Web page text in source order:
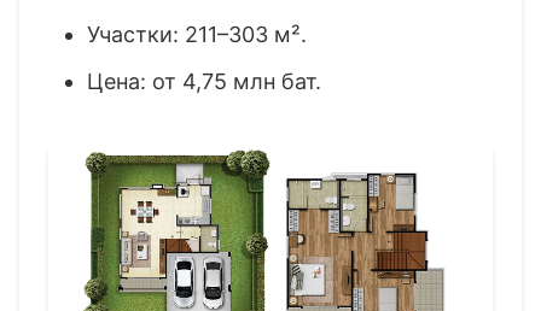
Участки: 211–303 м².
Цена: от 4,75 млн бат.